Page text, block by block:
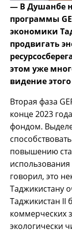
— В Душанбе
программы
экономики
продвигать
этом уже
видение
Вторая фаза
конце 2023
фондом.
повышению
говорил, это
Таджикистану
Таджикистан II
коммерческих
экологически